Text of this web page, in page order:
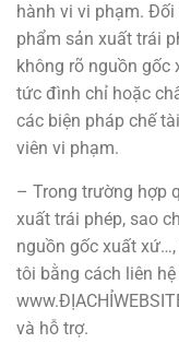
hành vi vi phạm.
phẩm sản xuất trái
không rõ nguồn gốc
tức đình chỉ hoặc
các biện pháp chế
viên vi phạm.
– Trong trường hợp
xuất trái phép, sao
nguồn gốc xuất
tôi bằng cách liên
và hỗ trợ.